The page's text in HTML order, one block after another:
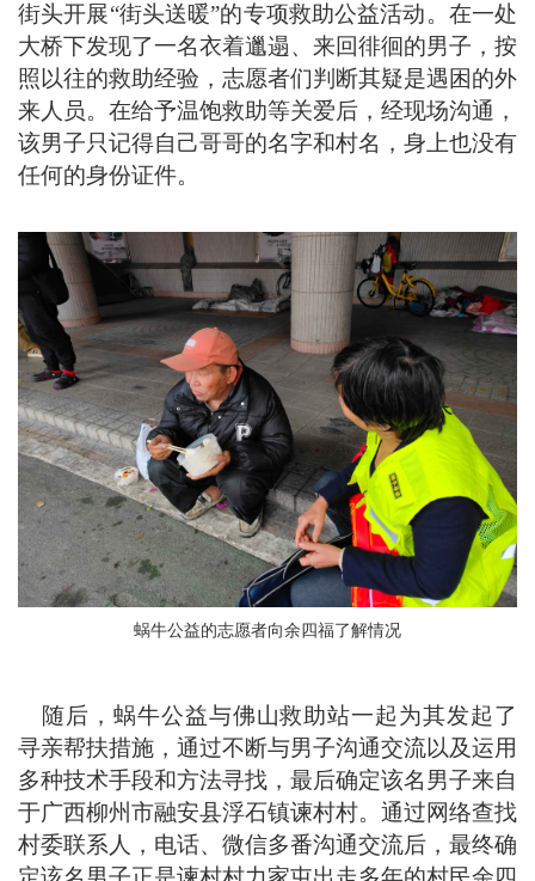
街头开展“街头送暖”的专项救助公益活动。在一处
大桥下发现了一名衣着邋遢、来回徘徊的男子，按
照以往的救助经验，志愿者们判断其疑是遇困的外
来人员。在给予温饱救助等关爱后，经现场沟通，
该男子只记得自己哥哥的名字和村名，身上也没有
任何的身份证件。
蜗牛公益的志愿者向余四福了解情况
随后，蜗牛公益与佛山救助站一起为其发起了
寻亲帮扶措施，通过不断与男子沟通交流以及运用
多种技术手段和方法寻找，最后确定该名男子来自
于广西柳州市融安县浮石镇谏村村。通过网络查找
村委联系人，电话、微信多番沟通交流后，最终确